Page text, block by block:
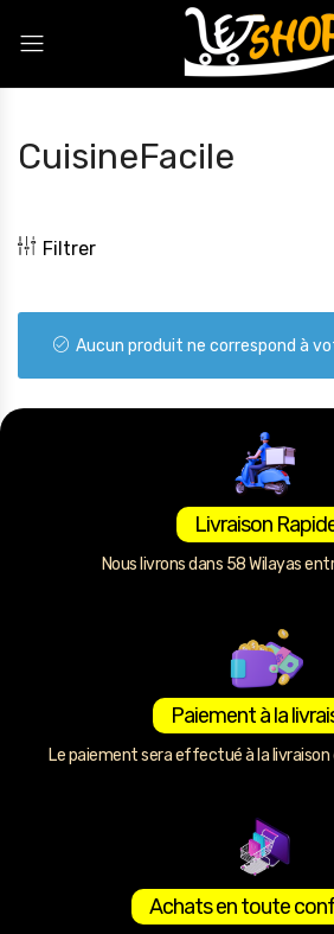
CuisineFacile
Filtrer
Aucun produit ne correspond à
Livraison
Nous livrons dans 58 Wilayas
Paiement à la
Le paiement sera effectué à la
Achats en toute